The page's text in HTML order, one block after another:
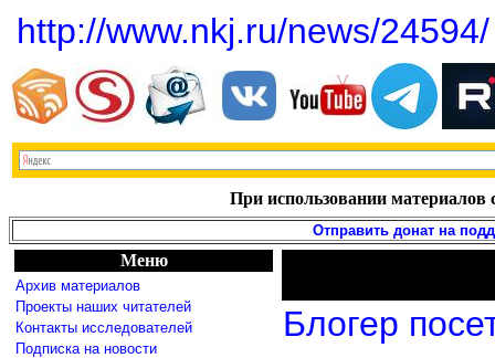
http://www.nkj.ru/news/24594/
При использовании материалов
Отправить донат на
Меню
Архив материалов
Проекты наших читателей
Контакты исследователей
Подписка на новости
Блогер